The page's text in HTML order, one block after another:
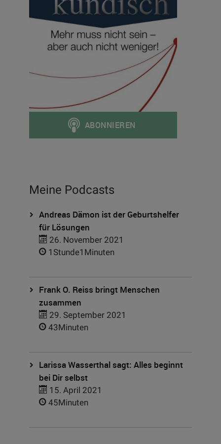
Meine Podcasts
Andreas Dämon ist der Geburtshelfer
für Lösungen
26. November 2021
1Stunde1Minuten
Frank O. Reiss bringt Menschen
zusammen
29. September 2021
43Minuten
Larissa Wasserthal sagt: Alles beginnt
bei Dir selbst
15. April 2021
45Minuten